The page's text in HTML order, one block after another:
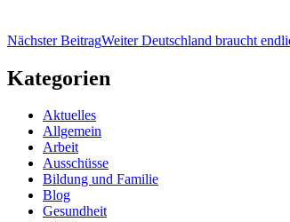
Nächster BeitragWeiter Deutschland braucht
Kategorien
Aktuelles
Allgemein
Arbeit
Ausschüsse
Bildung und Familie
Blog
Gesundheit